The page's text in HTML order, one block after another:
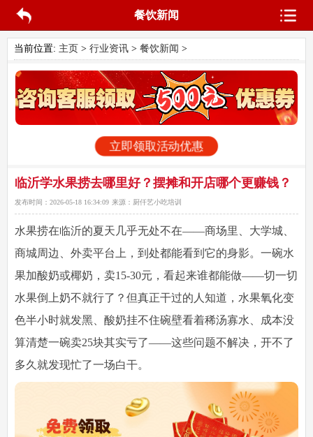
餐饮新闻
当前位置: 主页 > 行业资讯> 餐饮新闻 >
立即领取活动优惠
临沂学水果捞去哪里好？摆摊和开店哪个更赚钱？
发布时间： 2026-05-18 16:34:09 来源： 厨仟艺小吃培训
水果捞在临沂的夏天几乎无处不在——商场里、大学城、
商城周边、外卖平台上，到处都能看到它的身影。一碗水
果加酸奶或椰奶，卖15-30元，看起来谁都能做——切一切
水果倒上奶不就行了？但真正干过的人知道，水果氧化变
色半小时就发黑、酸奶挂不住碗壁看着稀汤寡水、成本没
算清楚一碗卖25块其实亏了——这些问题不解决，开不了
多久就发现忙了一场白干。